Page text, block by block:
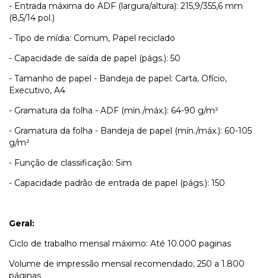
- Entrada máxima do ADF (largura/altura): 215,9/355,6 mm
(8,5/14 pol.)
- Tipo de mídia: Comum, Papel reciclado
- Capacidade de saída de papel (págs.): 50
- Tamanho de papel - Bandeja de papel: Carta, Ofício,
Executivo, A4
- Gramatura da folha - ADF (mín./máx.): 64-90 g/m²
- Gramatura da folha - Bandeja de papel (mín./máx.): 60-105
g/m²
- Função de classificação: Sim
- Capacidade padrão de entrada de papel (págs.): 150
Geral:
Ciclo de trabalho mensal máximo: Até 10.000 paginas
Volume de impressão mensal recomendado; 250 a 1.800
páginas